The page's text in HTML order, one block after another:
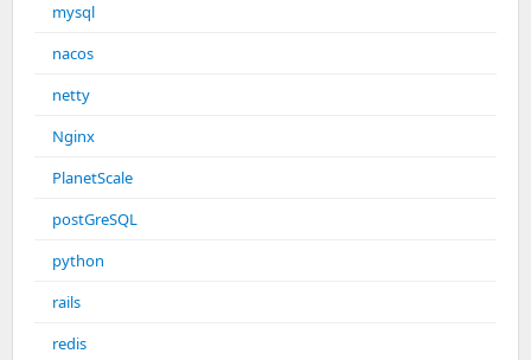
mysql
nacos
netty
Nginx
PlanetScale
postGreSQL
python
rails
redis